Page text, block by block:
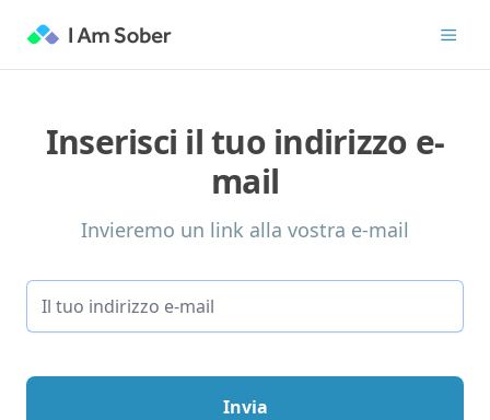
Inserisci il tuo indirizzo e-
mail
Invieremo un link alla vostra e-mail
Invia